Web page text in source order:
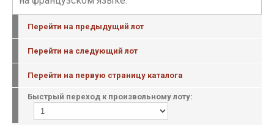
Перейти на предыдущий лот
Перейти на следующий лот
Перейти на первую страницу каталога
Быстрый переход к произвольному лоту: